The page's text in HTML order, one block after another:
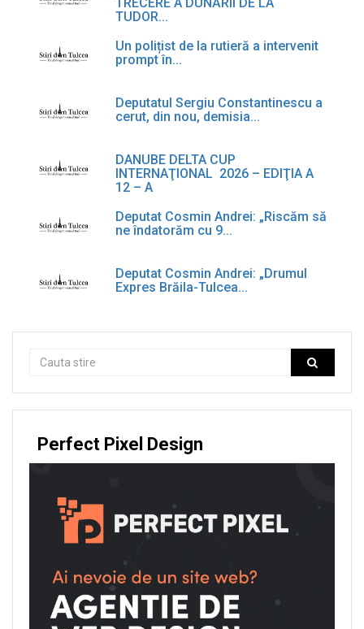
TRECERE A DUNĂRII DE LA
TUDOR...
Un polițist de la rutieră a intervenit
prompt în...
Deputatul Sergiu Constantinescu a
cerut, din nou, demisia...
DANUBE DELTA CUP
INTERNAŢIONAL 2026 – EDIŢIA A
12 – A
Deputat Cosmin Andrei: „Riscăm să
ne îndatorăm cu 9...
Deputat Cosmin Andrei: „Drumul
Expres Brăila-Tulcea...
Perfect Pixel Design